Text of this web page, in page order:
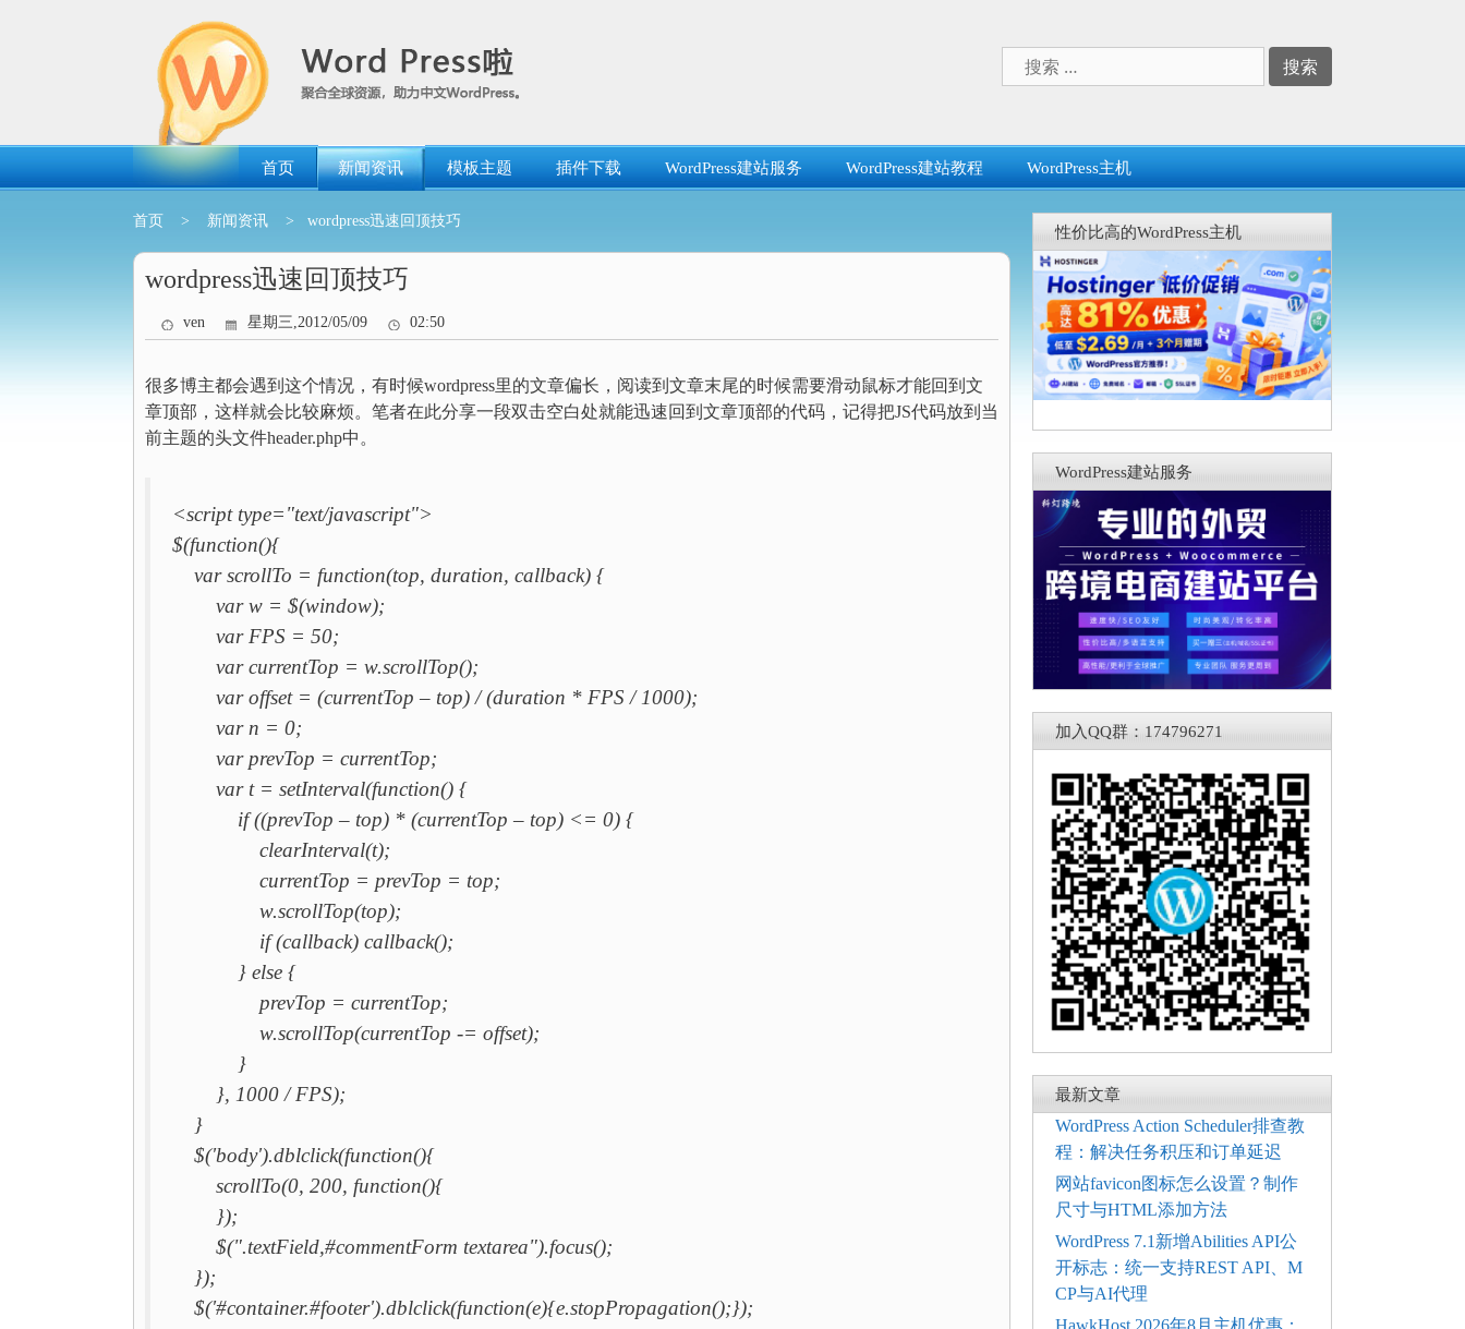
索：
首页 新闻资讯 模板主题 插件下载 WordPress建站服务 WordPress建站教程 WordPress主机
首页 > 新闻资讯 > wordpress迅速回顶技巧
wordpress迅速回顶技巧
ven 星期三,2012/05/09 02:50
很多博主都会遇到这个情况，有时候wordpress里的文章偏长，阅读到文章末尾的时候需要滑动鼠标才能回到文
章顶部，这样就会比较麻烦。笔者在此分享一段双击空白处就能迅速回到文章顶部的代码，记得把JS代码放到当
前主题的头文件header.php中。
<script type="text/javascript">
$(function(){
var scrollTo = function(top, duration, callback) {
var w = $(window);
var FPS = 50;
var currentTop = w.scrollTop();
var offset = (currentTop – top) / (duration * FPS / 1000);
var n = 0;
var prevTop = currentTop;
var t = setInterval(function() {
if ((prevTop – top) * (currentTop – top) <= 0) {
clearInterval(t);
currentTop = prevTop = top;
w.scrollTop(top);
if (callback) callback();
} else {
prevTop = currentTop;
w.scrollTop(currentTop -= offset);
}
}, 1000 / FPS);
}
$('body').dblclick(function(){
scrollTo(0, 200, function(){
});
$(".textField,#commentForm textarea").focus();
});
$('#container.#footer').dblclick(function(e){e.stopPropagation();});
性价比高的WordPress主机
WordPress建站服务
加入QQ群：174796271
最新文章
WordPress Action Scheduler排查教
程：解决任务积压和订单延迟
网站favicon图标怎么设置？制作
尺寸与HTML添加方法
WordPress 7.1新增Abilities API公
开标志：统一支持REST API、M
CP与AI代理